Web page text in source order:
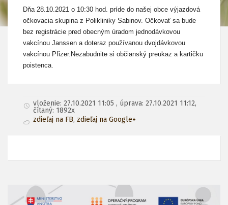
Dňa 28.10.2021 o 10:30 hod. príde do našej obce výjazdová
očkovacia skupina z Polikliniky Sabinov. Očkovať sa bude
bez registrácie pred obecným úradom jednodávkovou
vakcínou Janssen a doteraz používanou dvojdávkovou
vakcínou Pfizer.Nezabudnite si občianský preukaz a kartičku
poistenca.
vloženie: 27.10.2021 11:05 , úprava: 27.10.2021 11:12,
čítaný: 1892x
zdieľaj na FB, zdieľaj na Google+